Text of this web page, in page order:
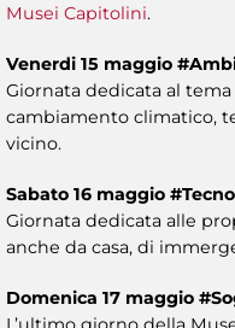
Musei Capitolini.
Venerdi 15 maggio
Giornata dedicata al
cambiamento climatico,
vicino.
Sabato 16 maggio
Giornata dedicata alle
anche da casa, di
Domenica 17 maggio